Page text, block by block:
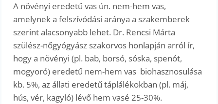
A növényi eredetű vas ún. nem-hem vas,
amelynek a felszívódási aránya a szakemberek
szerint alacsonyabb lehet. Dr. Rencsi Márta
szülész-nőgyógyász szakorvos honlapján arról ír,
hogy a növényi (pl. bab, borsó, sóska, spenót,
mogyoró) eredetű nem-hem vas biohasznosulása
kb. 5%, az állati eredetű táplálékokban (pl. máj,
hús, vér, kagyló) lévő hem vasé 25-30%.